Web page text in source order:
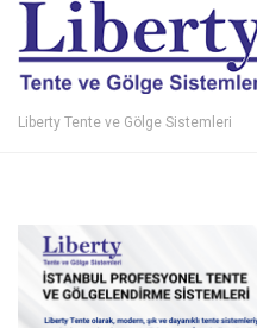
Liberty Tente ve Gölge Sistemleri